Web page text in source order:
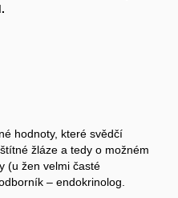
hodnoty, které svědčí
žláze a tedy o možném
(u žen velmi časté
– endokrinolog.